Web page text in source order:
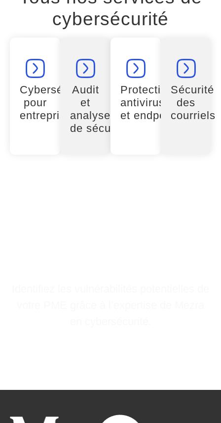
cybersécurité
Cybersécurité
pour
entreprise
Audit
et
analyse
de sécurité
Protection
antivirus
et endpoints
Sécurité
des
courriels